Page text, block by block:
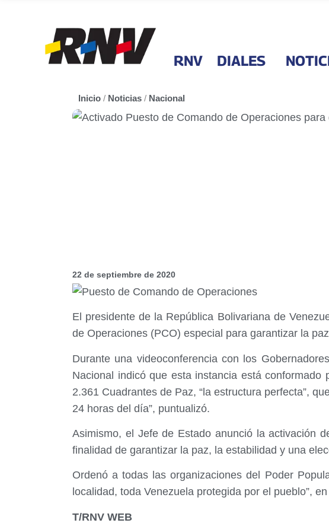
RNV DIALES
Inicio / Noticias / Nacional
22 de septiembre de 2020
El presidente de la República Bolivariana de
de Operaciones (PCO) especial para garantizar la
Durante una videoconferencia con los
Nacional indicó que esta instancia está
2.361 Cuadrantes de Paz, “la estructura perfecta”,
24 horas del día”, puntualizó.
Asimismo, el Jefe de Estado anunció la activación
finalidad de garantizar la paz, la estabilidad y una
Ordenó a todas las organizaciones del Poder
localidad, toda Venezuela protegida por el pueblo”,
T/RNV WEB